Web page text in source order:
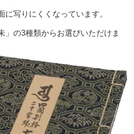
に写りにくくなっています。
」の3種類からお選びいただけま